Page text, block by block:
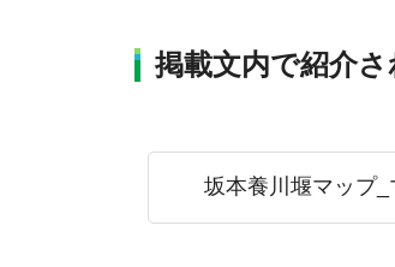
掲載文内で紹介
坂本養川堰マップ